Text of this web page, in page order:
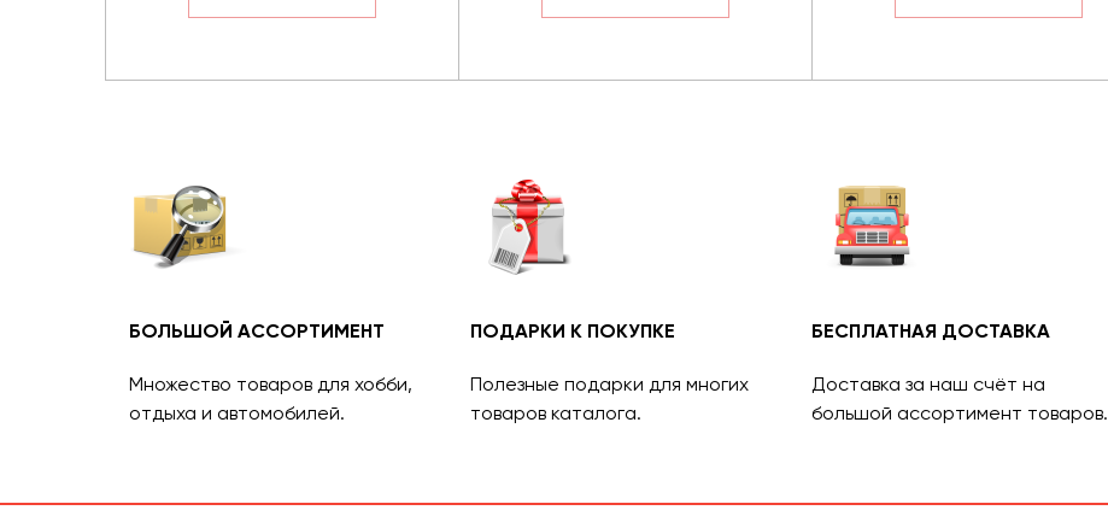
БОЛЬШОЙ АССОРТИМЕНТ
Множество товаров для хобби,
отдыха и автомобилей.
ПОДАРКИ К ПОКУПКЕ
Полезные подарки для многих
товаров каталога.
БЕСПЛАТНАЯ ДОСТАВКА
Доставка за наш счёт на
большой ассортимент товаров.